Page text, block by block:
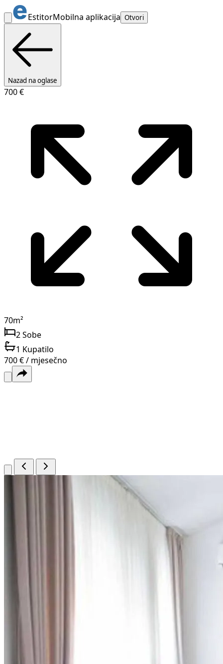
EstitorMobilna aplikacija Otvori
Nazad na oglase
700 €
70m²
2 Sobe
1
Kupatilo
700 € / mjesečno